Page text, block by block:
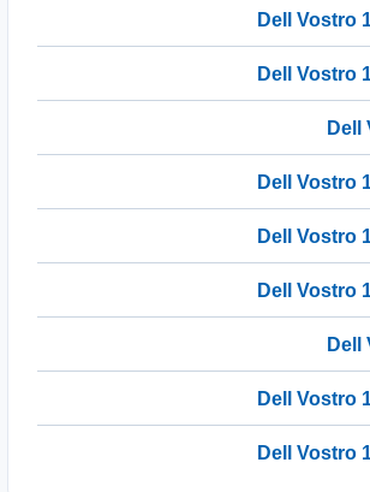
Dell Vostro
Dell Vostro
Dell
Dell Vostro
Dell Vostro
Dell Vostro
Dell
Dell Vostro
Dell Vostro